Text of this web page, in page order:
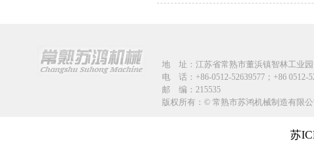
地 址：江苏省常熟市董浜镇智林工业
电 话：+86-0512-52639577；+86
邮 编：215535
版权所有：© 常熟市苏鸿机械制造有
苏